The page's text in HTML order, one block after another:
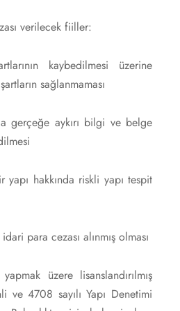
verilecek fiiller:
kaybedilmesi üzerine
sağlanmaması
gerçeğe aykırı bilgi ve belge
hakkında riskli yapı tespit
para cezası alınmış olması
üzere lisanslandırılmış
4708 sayılı Yapı Denetimi